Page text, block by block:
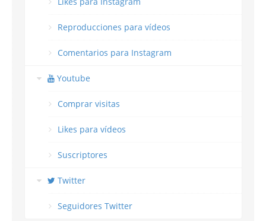
Reproducciones para vídeos
Comentarios para Instagram
Youtube
Comprar visitas
Likes para vídeos
Suscriptores
Twitter
Seguidores Twitter